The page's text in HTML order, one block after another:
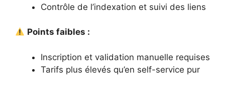
Contrôle de l’indexation et suivi des liens
Points faibles :
Inscription et validation manuelle requises
Tarifs plus élevés qu’en self-service pur